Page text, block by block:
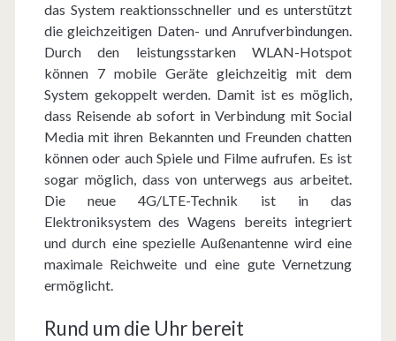
das System reaktionsschneller und es unterstützt
die gleichzeitigen Daten- und Anrufverbindungen.
Durch den leistungsstarken WLAN-Hotspot
können 7 mobile Geräte gleichzeitig mit dem
System gekoppelt werden. Damit ist es möglich,
dass Reisende ab sofort in Verbindung mit Social
Media mit ihren Bekannten und Freunden chatten
können oder auch Spiele und Filme aufrufen. Es ist
sogar möglich, dass von unterwegs aus arbeitet.
Die neue 4G/LTE-Technik ist in das
Elektroniksystem des Wagens bereits integriert
und durch eine spezielle Außenantenne wird eine
maximale Reichweite und eine gute Vernetzung
ermöglicht.
Rund um die Uhr bereit